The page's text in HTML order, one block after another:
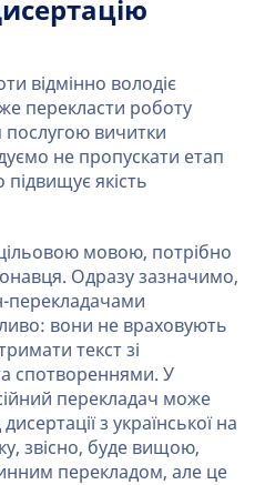
відмінно володіє
перекласти роботу
вичитки
не пропускати етап
підвищує якість
мовою, потрібно
Одразу зазначимо,
перекладачами
вони не враховують
текст зі
спотвореннями. У
перекладач може
з української на
звісно, буде вищою,
перекладом, але це